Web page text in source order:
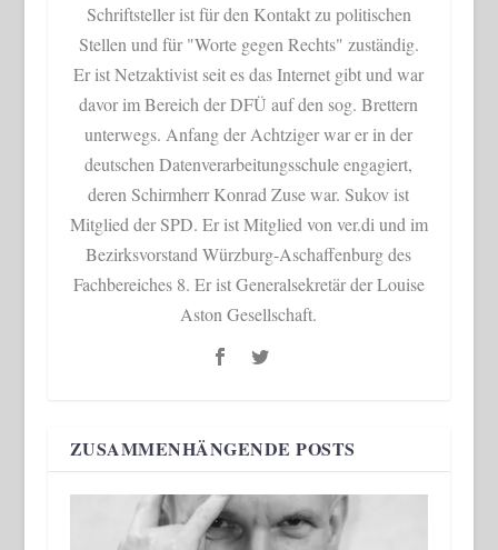
Schriftsteller ist für den Kontakt zu politischen
Stellen und für "Worte gegen Rechts" zuständig.
Er ist Netzaktivist seit es das Internet gibt und war
davor im Bereich der DFÜ auf den sog. Brettern
unterwegs. Anfang der Achtziger war er in der
deutschen Datenverarbeitungsschule engagiert,
deren Schirmherr Konrad Zuse war. Sukov ist
Mitglied der SPD. Er ist Mitglied von ver.di und im
Bezirksvorstand Würzburg-Aschaffenburg des
Fachbereiches 8. Er ist Generalsekretär der Louise
Aston Gesellschaft.
ZUSAMMENHÄNGENDE POSTS